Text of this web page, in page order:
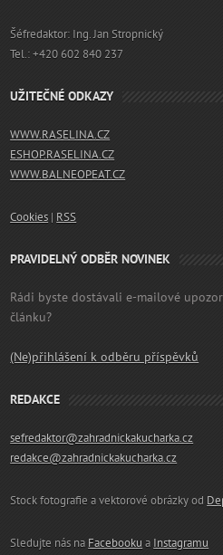
Šéfredaktor: Ing. Jan Stropnický
Tel.: +420 602 840 237
UŽITEČNÉ ODKAZY
WWW.RASELINA.CZ
ESHOP.RASELINA.CZ
WWW.BALNEOPEAT.CZ
Cookies | RSS
PRAVIDELNÝ ODBĚR NOVINEK
Rádi byste dostávali e-mailové
článku?
(Ne)přihlášení k odběru příspěvků
REDAKCE
sefredaktor@zahradnickakucharka.cz
redakce@zahradnickakucharka.cz
Stock fotografie a vektorové obrázky od
Sledujte nás na Facebooku a Instagramu